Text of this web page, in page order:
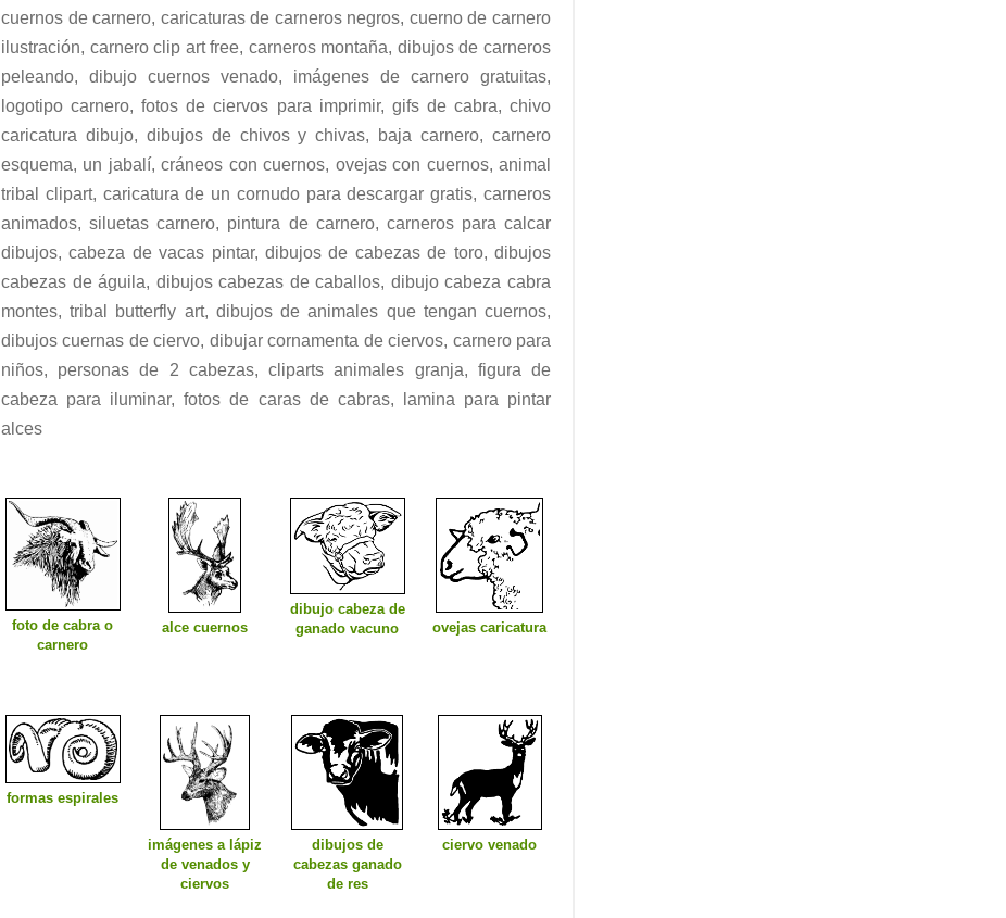
cuernos de carnero, caricaturas de carneros negros, cuerno de carnero
ilustración, carnero clip art free, carneros montaña, dibujos de carneros
peleando, dibujo cuernos venado, imágenes de carnero gratuitas,
logotipo carnero, fotos de ciervos para imprimir, gifs de cabra, chivo
caricatura dibujo, dibujos de chivos y chivas, baja carnero, carnero
esquema, un jabalí, cráneos con cuernos, ovejas con cuernos, animal
tribal clipart, caricatura de un cornudo para descargar gratis, carneros
animados, siluetas carnero, pintura de carnero, carneros para calcar
dibujos, cabeza de vacas pintar, dibujos de cabezas de toro, dibujos
cabezas de águila, dibujos cabezas de caballos, dibujo cabeza cabra
montes, tribal butterfly art, dibujos de animales que tengan cuernos,
dibujos cuernas de ciervo, dibujar cornamenta de ciervos, carnero para
niños, personas de 2 cabezas, cliparts animales granja, figura de
cabeza para iluminar, fotos de caras de cabras, lamina para pintar
alces
foto de cabra o
carnero
alce cuernos
dibujo cabeza de
ganado vacuno
ovejas caricatura
formas espirales
imágenes a lápiz
de venados y
ciervos
dibujos de
cabezas ganado
de res
ciervo venado